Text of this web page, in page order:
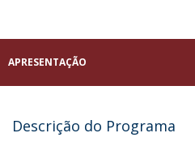
APRESENTAÇÃO
Descrição do Programa